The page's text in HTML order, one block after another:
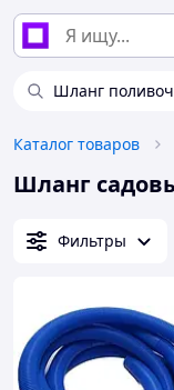
Шланг
Каталог товаров
Шланг
Фильтры